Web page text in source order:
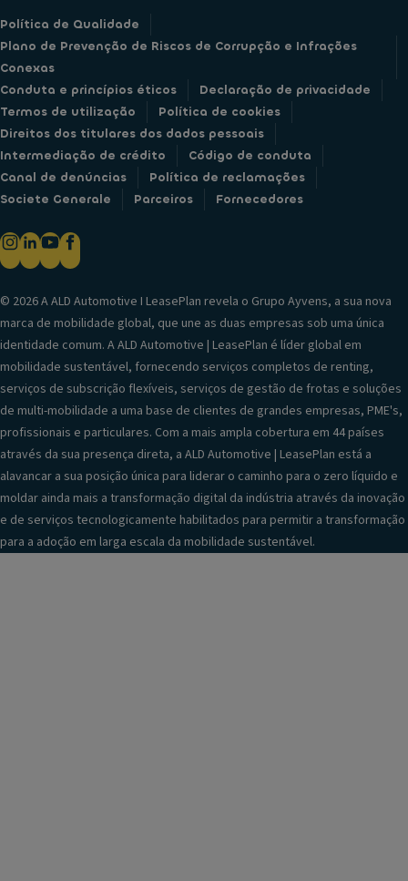
Política de Qualidade
Plano de Prevenção de Riscos de Corrupção e Infrações
Conexas
Conduta e princípios éticos
Declaração de privacidade
Termos de utilização
Política de cookies
Direitos dos titulares dos dados pessoais
Intermediação de crédito
Código de conduta
Canal de denúncias
Política de reclamações
Societe Generale
Parceiros Fornecedores
© 2026 A ALD Automotive I LeasePlan revela o Grupo Ayvens, a sua nova
marca de mobilidade global, que une as duas empresas sob uma única
identidade comum. A ALD Automotive | LeasePlan é líder global em
mobilidade sustentável, fornecendo serviços completos de renting,
serviços de subscrição flexíveis, serviços de gestão de frotas e soluções
de multi-mobilidade a uma base de clientes de grandes empresas, PME's,
profissionais e particulares. Com a mais ampla cobertura em 44 países
através da sua presença direta, a ALD Automotive | LeasePlan está a
alavancar a sua posição única para liderar o caminho para o zero líquido e
moldar ainda mais a transformação digital da indústria através da inovação
e de serviços tecnologicamente habilitados para permitir a transformação
para a adoção em larga escala da mobilidade sustentável.